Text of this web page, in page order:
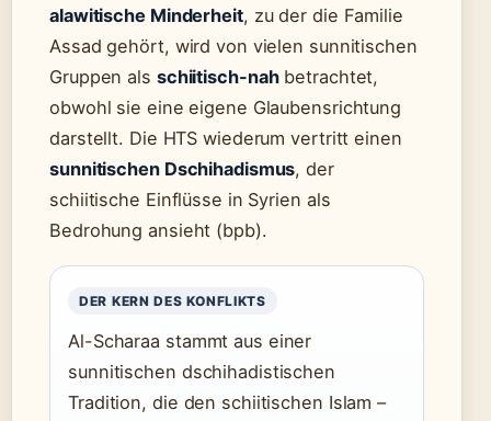
alawitische Minderheit, zu der die Familie
Assad gehört, wird von vielen sunnitischen
Gruppen als schiitisch-nahbetrachtet,
obwohl sie eine eigene Glaubensrichtung
darstellt. Die HTS wiederum vertritt einen
sunnitischen Dschihadismus, der
schiitische Einflüsse in Syrien als
Bedrohung ansieht (bpb).
DER KERN DES KONFLIKTS
Al-Scharaa stammt aus einer
sunnitischen dschihadistischen
Tradition, die den schiitischen Islam –